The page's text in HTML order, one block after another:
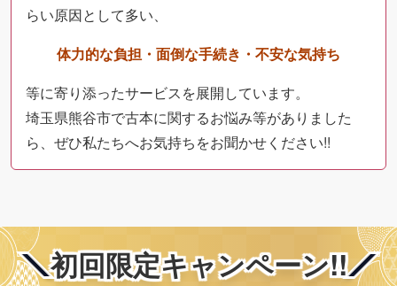
らい原因として多い、
体力的な負担・面倒な手続き・不安な気持ち
等に寄り添ったサービスを展開しています。
埼玉県熊谷市で古本に関するお悩み等がありました
ら、ぜひ私たちへお気持ちをお聞かせください!!
初回限定キャンペーン!!